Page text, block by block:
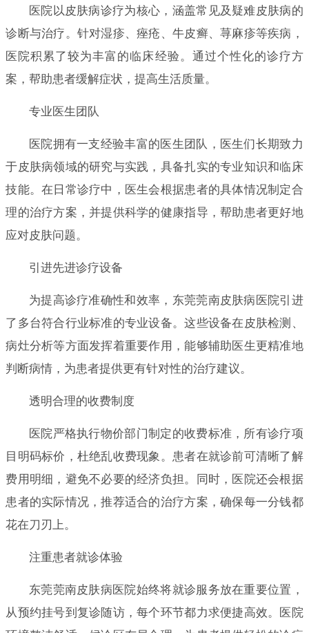
医院以皮肤病诊疗为核心，涵盖常见及疑难皮肤病的
诊断与治疗。针对湿疹、痤疮、牛皮癣、荨麻疹等疾病，
医院积累了较为丰富的临床经验。通过个性化的诊疗方
案，帮助患者缓解症状，提高生活质量。
专业医生团队
医院拥有一支经验丰富的医生团队，医生们长期致力
于皮肤病领域的研究与实践，具备扎实的专业知识和临床
技能。在日常诊疗中，医生会根据患者的具体情况制定合
理的治疗方案，并提供科学的健康指导，帮助患者更好地
应对皮肤问题。
引进先进诊疗设备
为提高诊疗准确性和效率，东莞莞南皮肤病医院引进
了多台符合行业标准的专业设备。这些设备在皮肤检测、
病灶分析等方面发挥着重要作用，能够辅助医生更精准地
判断病情，为患者提供更有针对性的治疗建议。
透明合理的收费制度
医院严格执行物价部门制定的收费标准，所有诊疗项
目明码标价，杜绝乱收费现象。患者在就诊前可清晰了解
费用明细，避免不必要的经济负担。同时，医院还会根据
患者的实际情况，推荐适合的治疗方案，确保每一分钱都
花在刀刃上。
注重患者就诊体验
东莞莞南皮肤病医院始终将就诊服务放在重要位置，
从预约挂号到复诊随访，每个环节都力求便捷高效。医院